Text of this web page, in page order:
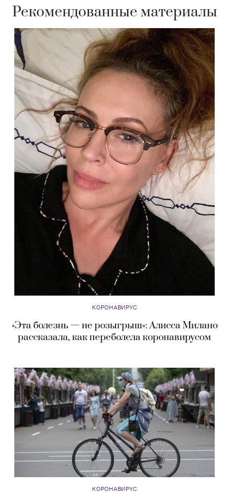
Рекомендованные материалы
КОРОНАВИРУС
«Эта болезнь — не розыгрыш»: Алисса Милано
рассказала, как переболела коронавирусом
КОРОНАВИРУС